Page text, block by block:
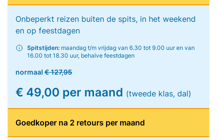
Onbeperkt reizen buiten de spits, in het weekend
en op feestdagen
Spitstijden: maandag t/m vrijdag van 6.30 tot 9.00 uur en van
16.00 tot 18.30 uur, behalve feestdagen
normaal € 127,95
€ 49,00 per maand (tweede klas, dal)
Goedkoper na 2 retours per maand